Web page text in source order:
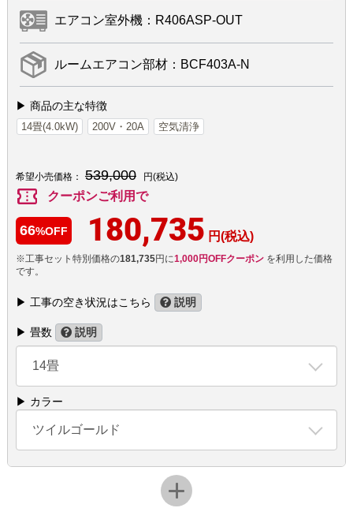
エアコン室外機：R406ASP-OUT
ルームエアコン部材：BCF403A-N
▶ 商品の主な特徴
14畳(4.0kW) 200V・20A 空気清浄
希望小売価格： 539,000 円(税込)
confirmation_number クーポンご利用で
66%OFF 180,735 円(税込)
※工事セット特別価格の181,735円に1,000円OFFクーポンを利用した価格
です。
▶ 工事の空き状況はこちら 説明
▶ 畳数 説明
14畳
▶ カラー
ツイルゴールド